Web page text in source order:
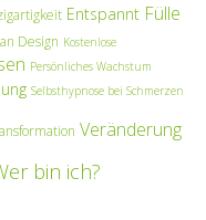
Entspannt Fülle
Design Kostenlose
Persönliches Wachstum
Selbsthypnose bei Schmerzen
Veränderung
bin ich?